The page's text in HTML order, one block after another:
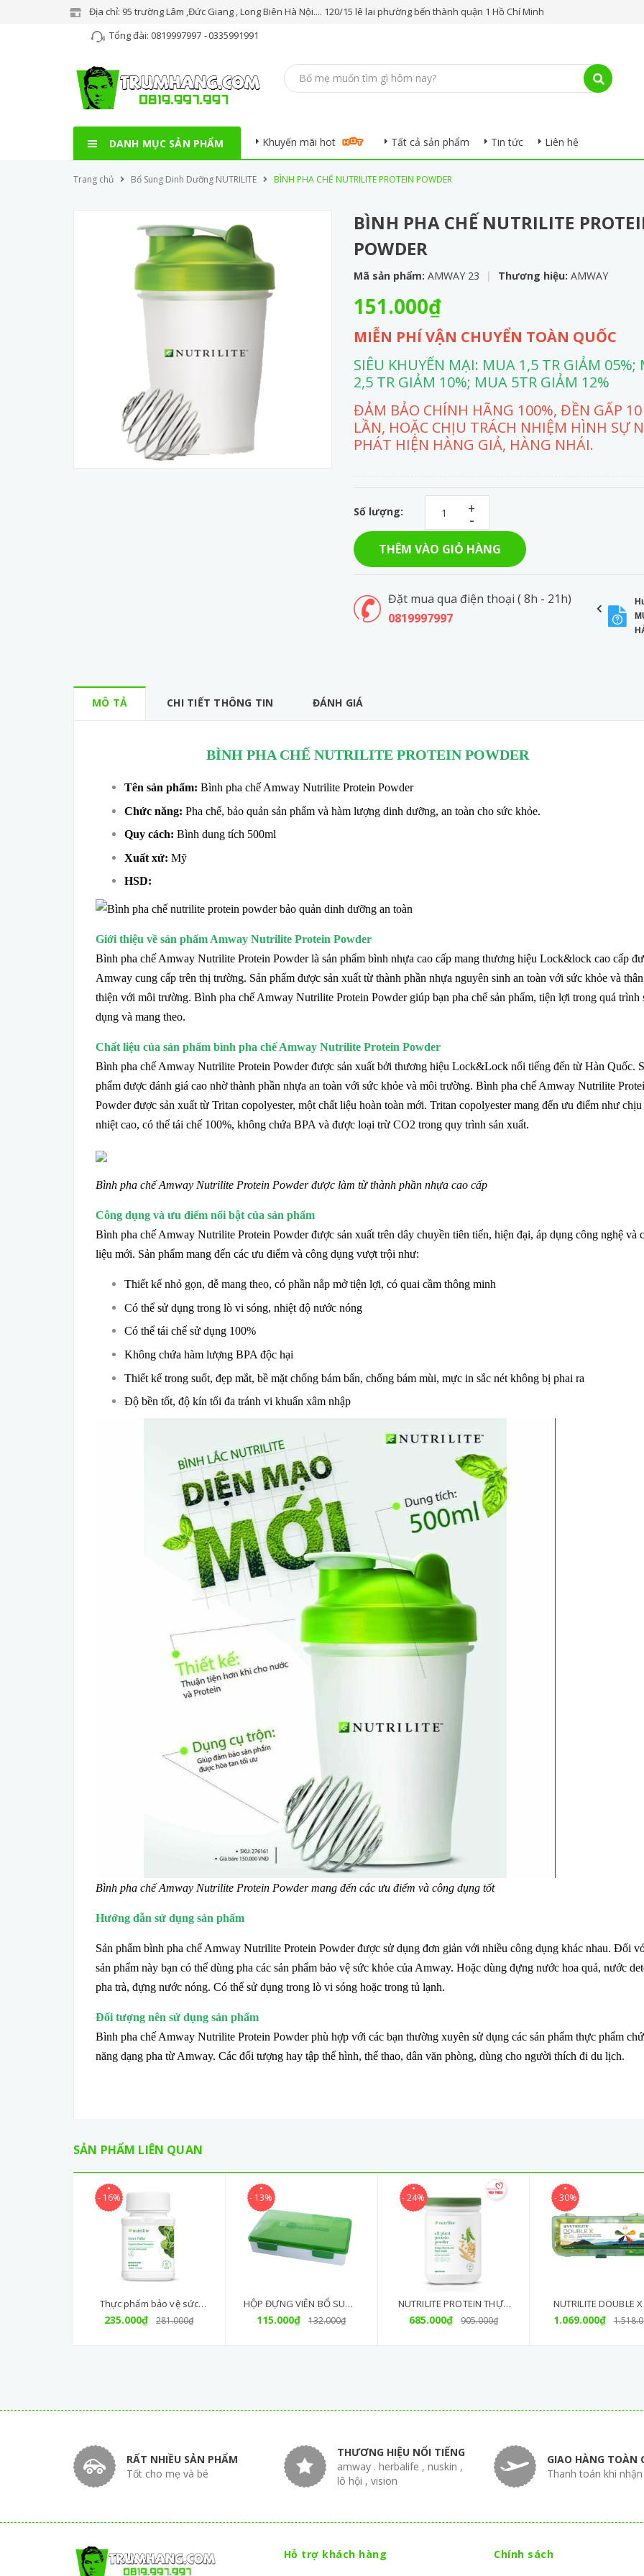
Địa chỉ: 95 trường Lâm ,Đức Giang , Long Biên Hà Nội.... 120/15 lê lai phường bến thành quận 1 Hồ Chí Minh
Tổng đài: 0819997997 -0335991991
DANH MỤC SẢN PHẨM Khuyến mãi hot Tất cả sản phẩm Tin tức Liên hệ
Trang chủ Bổ Sung Dinh Dưỡng NUTRILITE BÌNH PHA CHẾ NUTRILITE PROTEIN POWDER
BÌNH PHA CHẾ NUTRILITE
POWDER
Mã sản phẩm: AMWAY 23 | Thương hiệu: AMWAY
151.000₫
MIỄN PHÍ VẬN CHUYỂN TOÀN QUỐC
SIÊU KHUYẾN MẠI: MUA 1,5 TR GIẢM 05%;
2,5 TR GIẢM 10%; MUA 5TR GIẢM 12%
ĐẢM BẢO CHÍNH HÃNG 100%, ĐỀN GẤP 10
LẦN, HOẶC CHỊU TRÁCH NHIỆM HÌNH SỰ
PHÁT HIỆN HÀNG GIẢ, HÀNG NHÁI.
Số lượng: -
+
THÊM VÀO GIỎ HÀNG
Đặt mua qua điện thoại ( 8h - 21h)
0819997997
MÔ TẢ CHI TIẾT THÔNG TIN ĐÁNH GIÁ
BÌNH PHA CHẾ NUTRILITE PROTEIN POWDER
Tên sản phẩm: Bình pha chế Amway Nutrilite Protein Powder
Chức năng: Pha chế, bảo quản sản phẩm và hàm lượng dinh dưỡng, an toàn cho sức khỏe.
Quy cách: Bình dung tích 500ml
Xuất xứ: Mỹ
HSD:
Giới thiệu về sản phẩm Amway Nutrilite Protein Powder
Bình pha chế Amway Nutrilite Protein Powder là sản phẩm bình nhựa cao cấp mang thương hiệu Lock&lock cao cấp
Amway cung cấp trên thị trường. Sản phẩm được sản xuất từ thành phần nhựa nguyên sinh an toàn với sức khỏe và thân
thiện với môi trường. Bình pha chế Amway Nutrilite Protein Powder giúp bạn pha chế sản phẩm, tiện lợi trong quá trình
dụng và mang theo.
Chất liệu của sản phẩm bình pha chế Amway Nutrilite Protein Powder
Bình pha chế Amway Nutrilite Protein Powder được sản xuất bởi thương hiệu Lock&Lock nổi tiếng đến từ Hàn Quốc.
phẩm được đánh giá cao nhờ thành phần nhựa an toàn với sức khỏe và môi trường. Bình pha chế Amway Nutrilite
Powder được sản xuất từ Tritan copolyester, một chất liệu hoàn toàn mới. Tritan copolyester mang đến ưu điểm như chịu
nhiệt cao, có thể tái chế 100%, không chứa BPA và được loại trừ CO2 trong quy trình sản xuất.
Bình pha chế Amway Nutrilite Protein Powder được làm từ thành phần nhựa cao cấp
Công dụng và ưu điểm nổi bật của sản phẩm
Bình pha chế Amway Nutrilite Protein Powder được sản xuất trên dây chuyền tiên tiến, hiện đại, áp dụng công nghệ và
liệu mới. Sản phẩm mang đến các ưu điểm và công dụng vượt trội như:
Thiết kế nhỏ gọn, dễ mang theo, có phần nắp mở tiện lợi, có quai cầm thông minh
Có thể sử dụng trong lò vi sóng, nhiệt độ nước nóng
Có thể tái chế sử dụng 100%
Không chứa hàm lượng BPA độc hại
Thiết kế trong suốt, đẹp mắt, bề mặt chống bám bẩn, chống bám mùi, mực in sắc nét không bị phai ra
Độ bền tốt, độ kín tối đa tránh vi khuẩn xâm nhập
Bình pha chế Amway Nutrilite Protein Powder mang đến các ưu điểm và công dụng tốt
Hướng dẫn sử dụng sản phẩm
Sản phẩm bình pha chế Amway Nutrilite Protein Powder được sử dụng đơn giản với nhiều công dụng khác nhau. Đối
sản phẩm này bạn có thể dùng pha các sản phẩm bảo vệ sức khỏe của Amway. Hoặc dùng đựng nước hoa quả, nước
pha trà, đựng nước nóng. Có thể sử dụng trong lò vi sóng hoặc trong tủ lạnh.
Đối tượng nên sử dụng sản phẩm
Bình pha chế Amway Nutrilite Protein Powder phù hợp với các bạn thường xuyên sử dụng các sản phẩm thực phẩm
năng dạng pha từ Amway. Các đối tượng hay tập thể hình, thể thao, dân văn phòng, dùng cho người thích đi du lịch.
SẢN PHẨM LIÊN QUAN
- 16%
Thực phẩm bảo vệ sức
khỏe nutrilite™ iron folic -
235.000₫ 281.000₫
- 13%
HỘP ĐỰNG VIÊN BỔ SUNG
NUTRILITE AMWAY
115.000₫ 132.000₫
- 24%
NUTRILITE PROTEIN THỰC
VẬT (450G) CHÍNH HÃNG
685.000₫ 905.000₫
- 30%
NUTRILITE DOUBLE X
SUNG VITAMIN
1.069.000₫
RẤT NHIỀU SẢN PHẨM
Tốt cho mẹ và bé
THƯƠNG HIỆU NỔI TIẾNG
amway . herbalife , nuskin ,
lô hội , vision
GIAO HÀNG TOÀN
Thanh toán khi
Hỗ trợ khách hàng Chính sách